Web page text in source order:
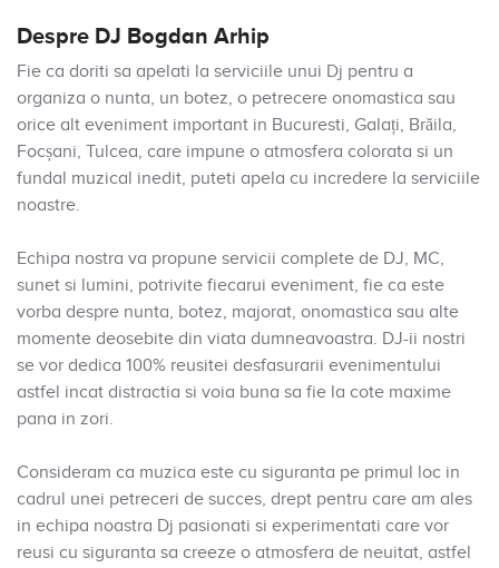
Despre DJ Bogdan Arhip
Fie ca doriti sa apelati la serviciile unui Dj pentru a
organiza o nunta, un botez, o petrecere onomastica sau
orice alt eveniment important in Bucuresti, Galați, Brăila,
Focșani, Tulcea, care impune o atmosfera colorata si un
fundal muzical inedit, puteti apela cu incredere la serviciile
noastre.
Echipa nostra va propune servicii complete de DJ, MC,
sunet si lumini, potrivite fiecarui eveniment, fie ca este
vorba despre nunta, botez, majorat, onomastica sau alte
momente deosebite din viata dumneavoastra. DJ-ii nostri
se vor dedica 100% reusitei desfasurarii evenimentului
astfel incat distractia si voia buna sa fie la cote maxime
pana in zori.
Consideram ca muzica este cu siguranta pe primul loc in
cadrul unei petreceri de succes, drept pentru care am ales
in echipa noastra Dj pasionati si experimentati care vor
reusi cu siguranta sa creeze o atmosfera de neuitat, astfel